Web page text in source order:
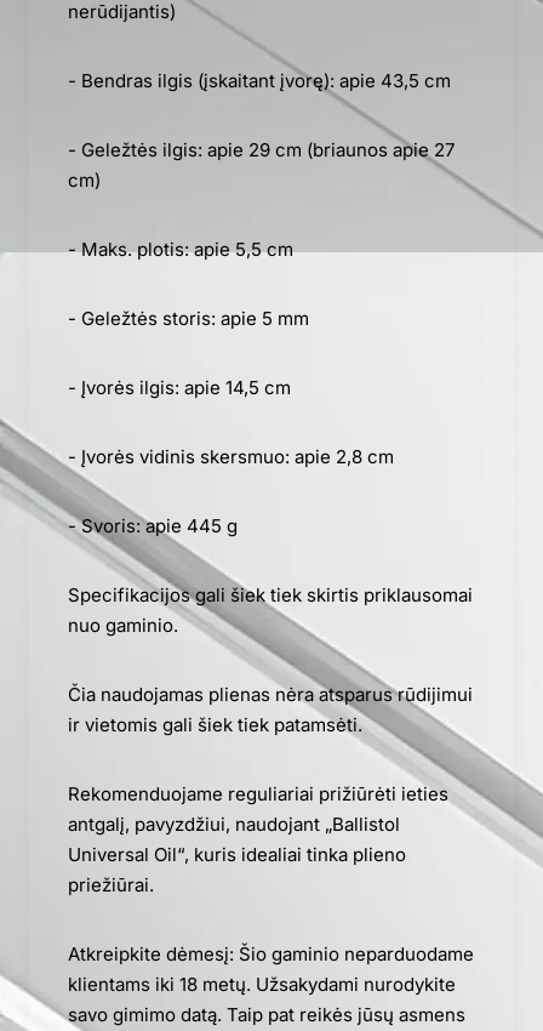
nerūdijantis)
- Bendras ilgis (įskaitant įvorę): apie 43,5 cm
- Geležtės ilgis: apie 29 cm (briaunos apie 27
cm)
- Maks. plotis: apie 5,5 cm
- Geležtės storis: apie 5 mm
- Įvorės ilgis: apie 14,5 cm
- Įvorės vidinis skersmuo: apie 2,8 cm
- Svoris: apie 445 g
Specifikacijos gali šiek tiek skirtis priklausomai
nuo gaminio.
Čia naudojamas plienas nėra atsparus rūdijimui
ir vietomis gali šiek tiek patamsėti.
Rekomenduojame reguliariai prižiūrėti ieties
antgalį, pavyzdžiui, naudojant „Ballistol
Universal Oil“, kuris idealiai tinka plieno
priežiūrai.
Atkreipkite dėmesį: Šio gaminio neparduodame
klientams iki 18 metų. Užsakydami nurodykite
savo gimimo datą. Taip pat reikės jūsų asmens